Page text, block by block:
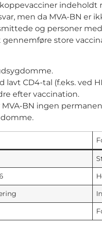
indeholdt
men da MVA-BN er
og personer
store
CD4-tal (f.eks. ved
efter vaccination.
BN ingen